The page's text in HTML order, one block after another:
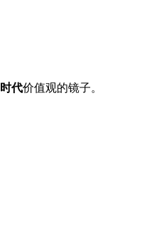
时代价值观的镜子。